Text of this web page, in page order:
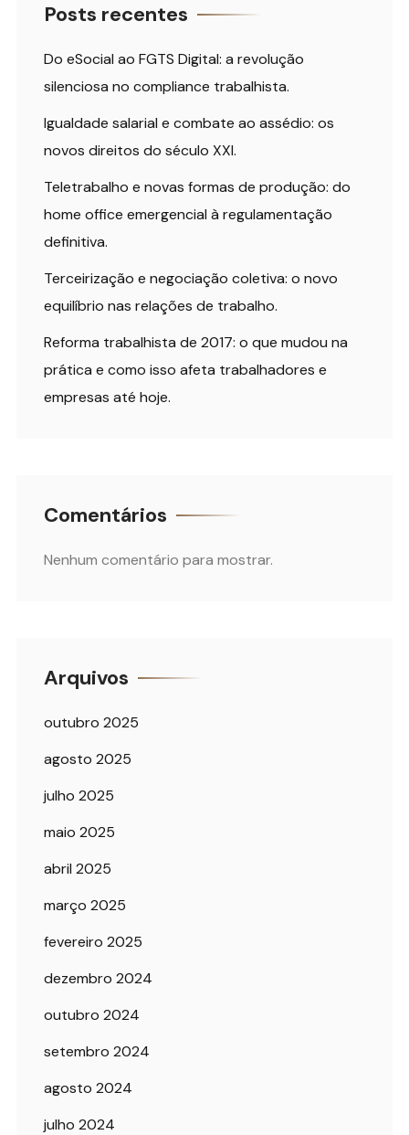
Posts recentes
Do eSocial ao FGTS Digital: a revolução
silenciosa no compliance trabalhista.
Igualdade salarial e combate ao assédio: os
novos direitos do século XXI.
Teletrabalho e novas formas de produção: do
home office emergencial à regulamentação
definitiva.
Terceirização e negociação coletiva: o novo
equilíbrio nas relações de trabalho.
Reforma trabalhista de 2017: o que mudou na
prática e como isso afeta trabalhadores e
empresas até hoje.
Comentários
Nenhum comentário para mostrar.
Arquivos
outubro 2025
agosto 2025
julho 2025
maio 2025
abril 2025
março 2025
fevereiro 2025
dezembro 2024
outubro 2024
setembro 2024
agosto 2024
julho 2024